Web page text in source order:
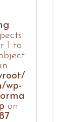
:
1 to
wp-
on